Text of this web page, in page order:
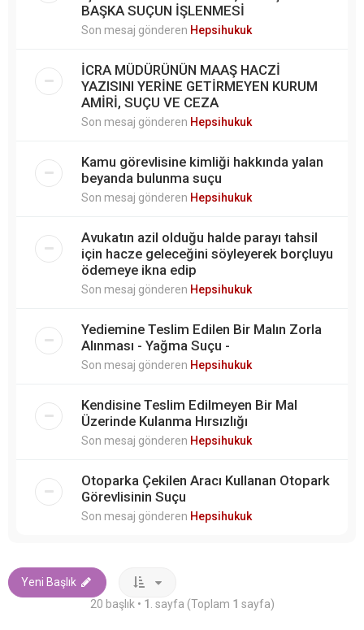
BAŞKA SUÇUN İŞLENMESİ
Son mesaj gönderen Hepsihukuk
İCRA MÜDÜRÜNÜN MAAŞ HACZİ
YAZISINI YERİNE GETİRMEYEN KURUM
AMİRİ, SUÇU VE CEZA
Son mesaj gönderen Hepsihukuk
Kamu görevlisine kimliği hakkında yalan
beyanda bulunma suçu
Son mesaj gönderen Hepsihukuk
Avukatın azil olduğu halde parayı tahsil
için hacze geleceğini söyleyerek borçluyu
ödemeye ikna edip
Son mesaj gönderen Hepsihukuk
Yediemine Teslim Edilen Bir Malın Zorla
Alınması - Yağma Suçu -
Son mesaj gönderen Hepsihukuk
Kendisine Teslim Edilmeyen Bir Mal
Üzerinde Kulanma Hırsızlığı
Son mesaj gönderen Hepsihukuk
Otoparka Çekilen Aracı Kullanan Otopark
Görevlisinin Suçu
Son mesaj gönderen Hepsihukuk
Yeni Başlık
20 başlık • 1 . sayfa (Toplam 1 sayfa)